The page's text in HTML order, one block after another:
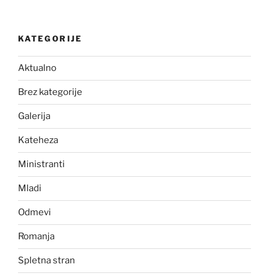
KATEGORIJE
Aktualno
Brez kategorije
Galerija
Kateheza
Ministranti
Mladi
Odmevi
Romanja
Spletna stran